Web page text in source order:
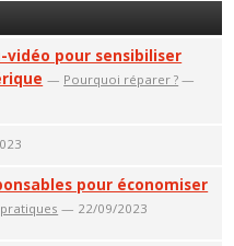
vidéo pour sensibiliser
— Pourquoi réparer ? —
pour économiser
— 22/09/2023